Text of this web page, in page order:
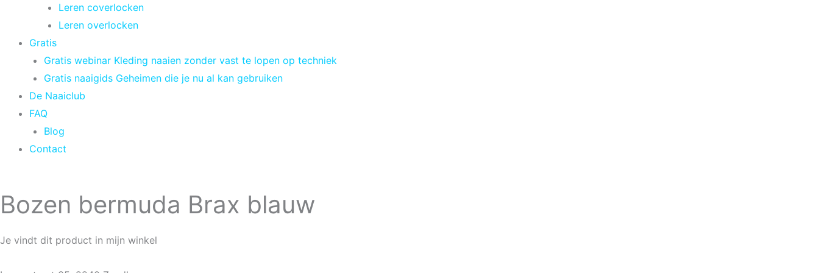
Leren coverlocken
Leren overlocken
Gratis
Gratis webinar Kleding naaien zonder vast te lopen op techniek
Gratis naaigids Geheimen die je nu al kan gebruiken
De Naaiclub
FAQ
Blog
Contact
Bozen bermuda Brax blauw
Je vindt dit product in mijn winkel